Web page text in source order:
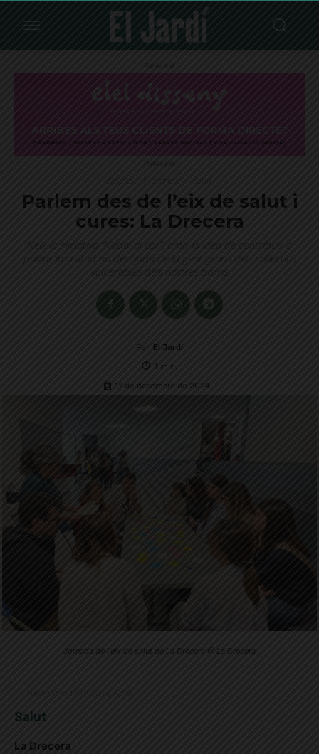
Publicitat
Publicitat
Parlem des de l’eix de salut i
cures: La Drecera
Neix la iniciativa “Nadal al cor”, amb la idea de contribuir a
pal·liar la solitud no desitjada de la gent gran i dels col·lectius
vulnerables dels nostres barris
Per El Jardí
1 min.
17 de desembre de 2024
Jornada de l'eix de salut de La Drecera @ La Drecera
Salut
La Drecera